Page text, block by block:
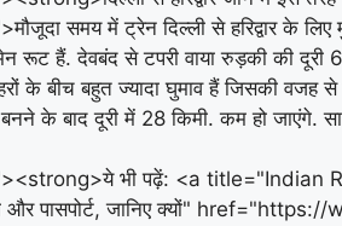
समय में ट्रेन दिल्ली से हरिद्वार के लिए
रूट हैं. देवबंद से टपरी वाया रुड़की की
के बीच बहुत ज्यादा घुमाव हैं जिसकी वजह
के बाद दूरी में 28 किमी. कम हो जाएंगे.
भी पढ़ें: <a title="Indian
और पासपोर्ट, जानिए क्यों"